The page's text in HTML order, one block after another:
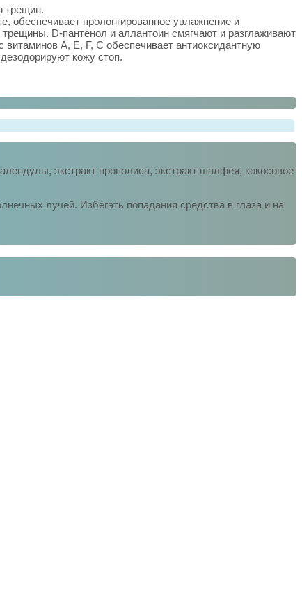
трещин.
обеспечивает пролонгированное увлажнение и
D-пантенол и аллантоин смягчают и разглаживают
A, E, F, С обеспечивает антиоксидантную
кожу стоп.
экстракт прополиса, экстракт шалфея, кокосовое
лучей. Избегать попадания средства в глаза и на